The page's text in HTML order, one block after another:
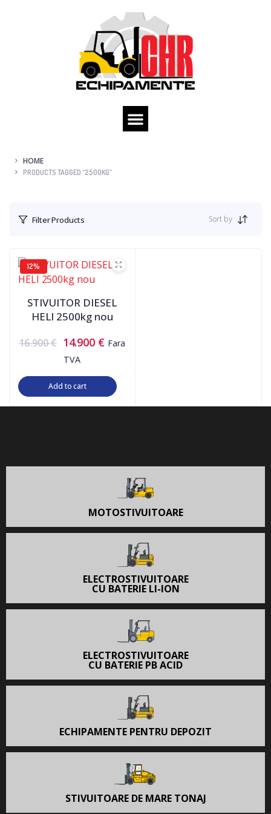
HOME
PRODUCTS TAGGED “2500KG”
Filter Products Sort by
12%
STIVUITOR DIESEL
HELI 2500kg nou
16.900€ 14.900 € Fara
TVA
Add to cart
MOTOSTIVUITOARE
ELECTROSTIVUITOARE
CU BATERIE LI-ION
ELECTROSTIVUITOARE
CU BATERIE PB ACID
ECHIPAMENTE PENTRU DEPOZIT
STIVUITOARE DE MARE TONAJ